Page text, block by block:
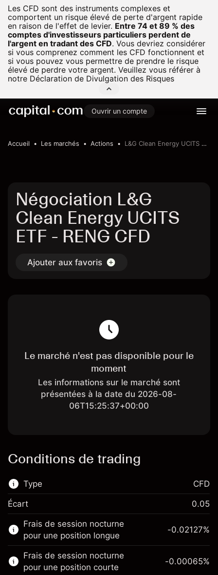
Les CFD sont des instruments complexes et
comportent un risque élevé de perte d'argent rapide
en raison de l'effet de levier. Entre 74 et 89 % des
comptes d'investisseurs particuliers perdent de
l'argent en tradant des CFD. Vous devriez considérer
si vous comprenez comment les CFD fonctionnent et
si vous pouvez vous permettre de prendre le risque
élevé de perdre votre argent. Veuillez vous référer à
notre Déclaration de Divulgation des Risques
Ouvrir un compte
Accueil Les marchés Actions L&G Clean Energy UCITS ETF
Négociation L&G
Clean Energy UCITS
ETF - RENG CFD
Ajouter aux favoris
Le marché n'est pas disponible pour le
moment
Les informations sur le marché sont
présentées à la date du 2026-08-
06T15:25:37+00:00
Conditions de trading
Type
Ce marché financier est disponible pour le
trading de CFD.
En savoir plus sur :
CFD
CFD
Écart 0.05
Frais de session nocturne
pour une position longue
-0.02127%
Frais de session nocturne
pour une position courte
-0.00065%